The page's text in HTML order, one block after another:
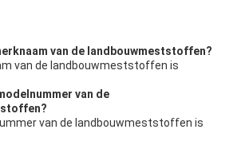
van de landbouwmeststoffen?
van de landbouwmeststoffen is
van de
van de landbouwmeststoffen is